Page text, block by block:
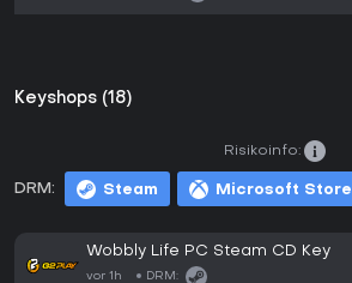
Keyshops (18)
DRM: Steam Microsoft Store
Risikoinfo:
Wobbly Life PC Steam CD Key
vor 1h DRM: